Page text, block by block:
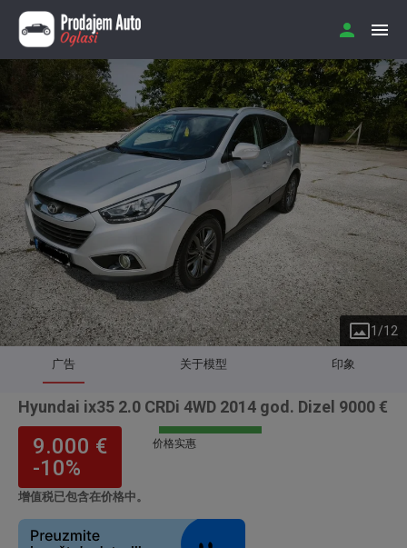
1 /12
广告 关于模型 印象
Hyundai ix35 2.0 CRDi 4WD 2014 god. Dizel 9000 €
9.000 €
-10%
增值税已包含在价格中。
价格实惠